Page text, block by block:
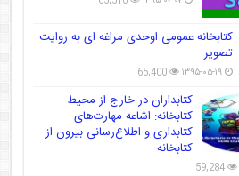
کتابخانه عمومی اوحدی مراغه ای به روایت
تصویر
۱۳۹۵-۰۵-۱۹ 65,400
کتابداران در خارج از محیط
کتابخانه: اشاعه مهارت‌های
کتابداری و اطلاع‌رسانی بیرون از
کتابخانه
59,284